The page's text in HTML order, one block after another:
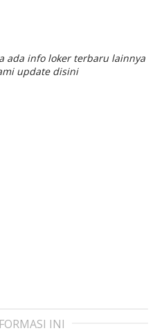
ada info loker terbaru lainnya
update disini
INI